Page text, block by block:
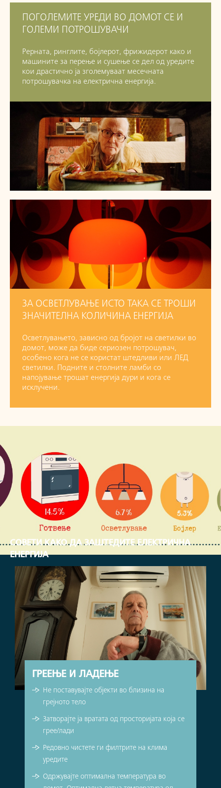
ПОГОЛЕМИТЕ УРЕДИ ВО ДОМОТ СЕ И
ГОЛЕМИ ПОТРОШУВАЧИ
Рерната, ринглите, бојлерот, фрижидерот како и
машините за перење и сушење се дел од уредите
кои драстично ја зголемуваат месечната
потрошувачка на електрична енергија.
ЗА ОСВЕТЛУВАЊЕ ИСТО ТАКА СЕ ТРОШИ
ЗНАЧИТЕЛНА КОЛИЧИНА ЕНЕРГИЈА
Осветлувањето, зависно од бројот на светилки во
домот, може да биде сериозен потрошувач,
особено кога не се користат штедливи или ЛЕД
светилки. Подните и столните ламби со
напојување трошат енергија дури и кога се
исклучени.
СОВЕТИ КАКО ДА ЗАШТЕДИТЕ ЕЛЕКТРИЧНА
ЕНЕРГИЈА
ГРЕЕЊЕ И ЛАДЕЊЕ
Не поставувајте објекти во близина на
грејното тело
Затворајте ја вратата од просторијата која се
грее/лади
Редовно чистете ги филтрите на клима
уредите
Одржувајте оптимална температура во